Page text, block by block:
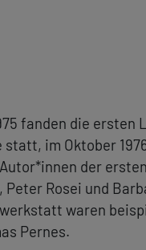
fanden die
statt, im Oktober
der
Peter Rosei und
waren
Pernes.